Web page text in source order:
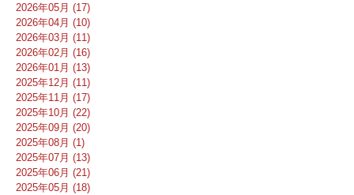
2026年05月 (17)
2026年04月 (10)
2026年03月 (11)
2026年02月 (16)
2026年01月 (13)
2025年12月 (11)
2025年11月 (17)
2025年10月 (22)
2025年09月 (20)
2025年08月 (1)
2025年07月 (13)
2025年06月 (21)
2025年05月 (18)